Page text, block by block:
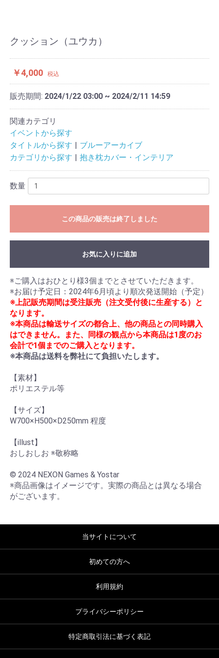
クッション（ユウカ）
￥4,000 税込
販売期間: 2024/1/22 03:00 ~ 2024/2/11 14:59
関連カテゴリ
イベントから探す
タイトルから探す
ブルーアーカイブ
カテゴリから探す
抱き枕カバー・インテリア
数量
この商品の販売は終了しました
お気に入りに追加
※ご購入はおひとり様3個までとさせていただきます。
※上記販売期間は受注販売（注文受付後に生産する）と
なります。
※本商品は輸送サイズの都合上、他の商品との同時購入
はできません。また、同様の観点から本商品は1度のお
会計で1個までのご購入となります。
※本商品は送料を弊社にて負担いたします。
【素材】
ポリエステル等
【サイズ】
W700×H500×D250mm 程度
【illust】
おしおしお ※敬称略
© 2024 NEXON Games & Yostar
※商品画像はイメージです。実際の商品とは異なる場合
がございます。
当サイトについて
初めての方へ
利用規約
プライバシーポリシー
特定商取引法に基づく表記